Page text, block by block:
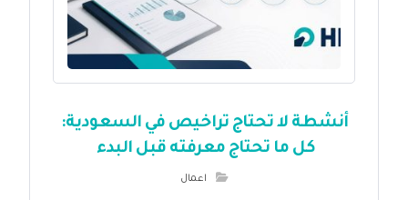
أنشطة لا تحتاج تراخيص في السعودية:
كل ما تحتاج معرفته قبل البدء
اعمال